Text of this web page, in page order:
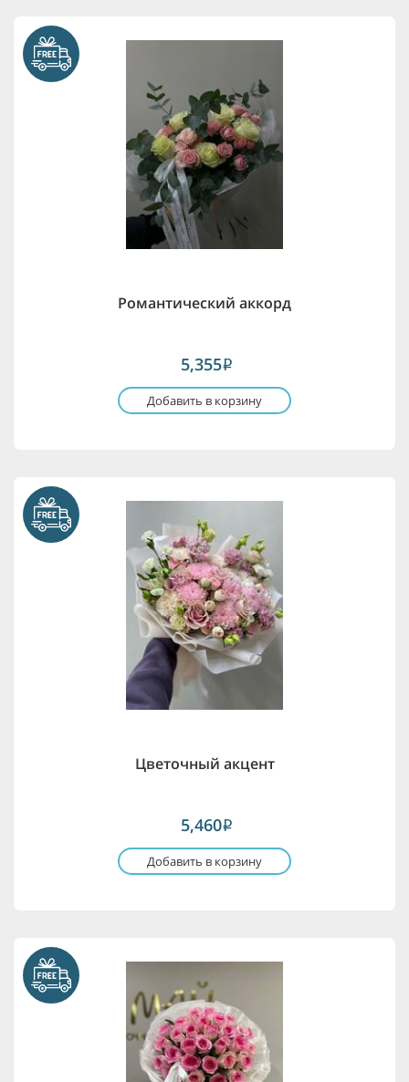
Романтический аккорд
5,355i
Добавить в корзину
Цветочный акцент
5,460i
Добавить в корзину